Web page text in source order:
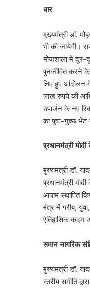
धार
मुख्यमंत्री डॉ.
भी की जायेगी।
भोजशाला में दूर-
पुनर्जीवित करने
लिए हुए आंदोलन
लाख रुपये की
उपार्जन के नए
का पुष्प-गुच्छ भेंट
प्रधानमंत्री
मुख्यमंत्री डॉ.
प्रधानमंत्री
आयाम स्थापित
मंत्र में गरीब,
ऐतिहासिक कदम
समान नागरिक
मुख्यमंत्री डॉ.
स्तरीय समीति